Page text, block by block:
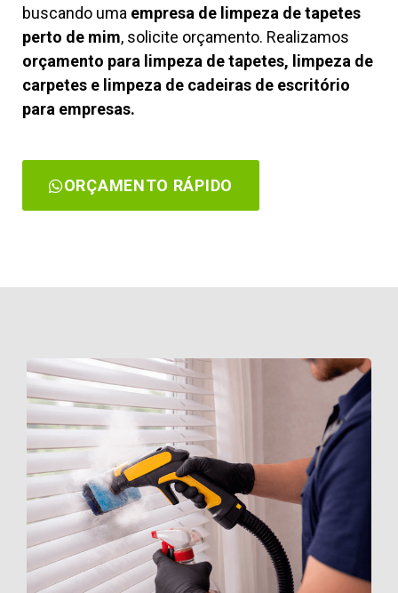
buscando uma empresa de limpeza de tapetes
perto de mim, solicite orçamento. Realizamos
orçamento para limpeza de tapetes, limpeza de
carpetes e limpeza de cadeiras de escritório
para empresas.
ORÇAMENTO RÁPIDO